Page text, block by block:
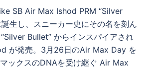
SB Air Max Ishod PRM “Silver
生し、スニーカー史にその名を刻ん
Bullet” からインスパイアされ
が発売。3月26日のAir Max Day を
ックスのDNAを受け継ぐ Air Max